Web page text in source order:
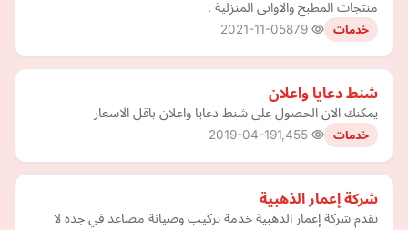
منتجات المطبخ والاوانى المنزلية .
خدمات 2021-11-05
شنط دعايا واعلان
يمكنك الان الحصول على شنط دعايا واعلان باقل الاسعار
خدمات 2019-04-19
شركة إعمار الذهبية
تقدم شركة إعمار الذهبية خدمة تركيب وصيانة مصاعد في جدة لا